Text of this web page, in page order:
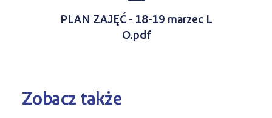
PLAN ZAJĘĆ - 18-19 marzec L
O.pdf
Zobacz także